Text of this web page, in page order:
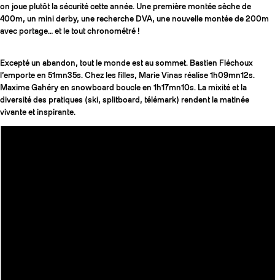
on joue plutôt la sécurité cette année. Une première montée sèche de
400m, un mini derby, une recherche DVA, une nouvelle montée de 200m
avec portage… et le tout chronométré !
Excepté un abandon, tout le monde est au sommet. Bastien Fléchoux
l’emporte en 51mn35s. Chez les filles, Marie Vinas réalise 1h09mn12s.
Maxime Gahéry en snowboard boucle en 1h17mn10s. La mixité et la
diversité des pratiques (ski, splitboard, télémark) rendent la matinée
vivante et inspirante.